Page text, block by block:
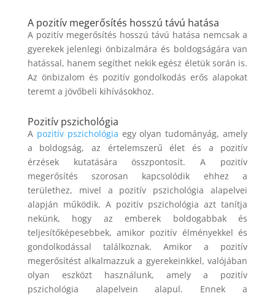
A pozitív megerősítés hosszú távú hatása
A pozitív megerősítés hosszú távú hatása nemcsak a
gyerekek jelenlegi önbizalmára és boldogságára van
hatással, hanem segíthet nekik egész életük során is.
Az önbizalom és pozitív gondolkodás erős alapokat
teremt a jövőbeli kihívásokhoz.
Pozitív pszichológia
A pozitív pszichológia egy olyan tudományág, amely
a boldogság, az értelemszerű élet és a pozitív
érzések kutatására összpontosít. A pozitív
megerősítés szorosan kapcsolódik ehhez a
területhez, mivel a pozitív pszichológia alapelvei
alapján működik. A pozitív pszichológia azt tanítja
nekünk, hogy az emberek boldogabbak és
teljesítőképesebbek, amikor pozitív élményekkel és
gondolkodással találkoznak. Amikor a pozitív
megerősítést alkalmazzuk a gyerekeinkkel, valójában
olyan eszközt használunk, amely a pozitív
pszichológia alapelvein alapul. Ennek a